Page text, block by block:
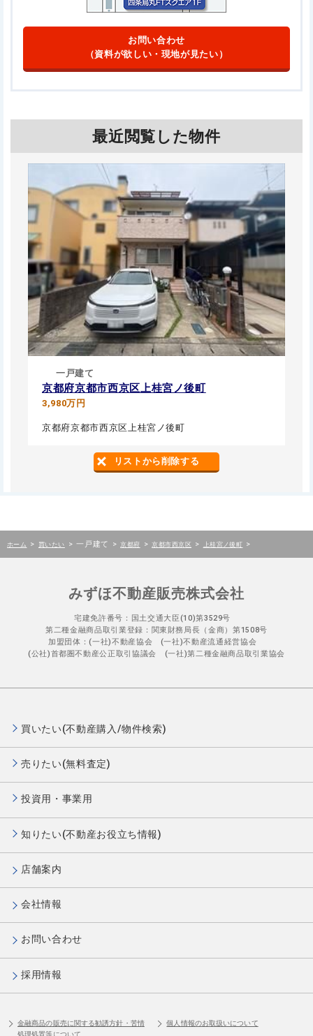
お問い合わせ
（資料が欲しい・現地が見たい）
最近閲覧した物件
一戸建て
京都府京都市西京区上桂宮ノ後町
3,980万円
京都府京都市西京区上桂宮ノ後町
リストから削除する
ホーム > 買いたい > 一戸建て > 京都府 > 京都市西京区 > 上桂宮ノ後町 >
みずほ不動産販売株式会社
宅建免許番号：国土交通大臣(10)第3529号
第二種金融商品取引業登録：関東財務局長（金商）第1508号
加盟団体：(一社)不動産協会 (一社)不動産流通経営協会
(公社)首都圏不動産公正取引協議会 (一社)第二種金融商品取引業協会
買いたい(不動産購入/物件検索)
売りたい(無料査定)
投資用・事業用
知りたい(不動産お役立ち情報)
店舗案内
会社情報
お問い合わせ
採用情報
金融商品の販売に関する勧誘方針・苦情
処理処置等について
個人情報のお取扱いについて